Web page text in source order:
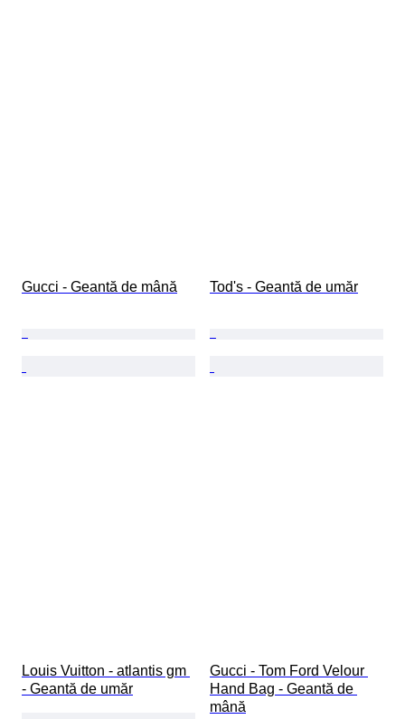
Gucci - Geantă de mână Tod's - Geantă de umăr
Louis Vuitton - atlantis gm
- Geantă de umăr
Gucci - Tom Ford Velour
Hand Bag - Geantă de
mână